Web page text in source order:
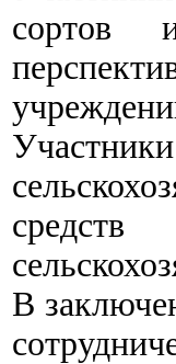
сортов
В